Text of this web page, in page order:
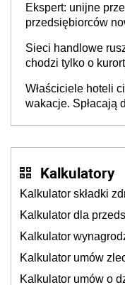
Ekspert: unijne
przedsiębiorców
Sieci handlowe
chodzi tylko o
cichu
Właściciele hoteli
wakacje. Spłacają
Kalkulatory
Kalkulator składki
Kalkulator dla
Kalkulator
Kalkulator umów
Kalkulator umów o